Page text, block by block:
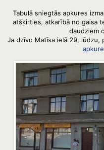
Tabulā sniegtās apkures
atšķirties, atkarībā no gaisa
daudziem
Ja dzīvo Matīsa ielā 29, lūdzu,